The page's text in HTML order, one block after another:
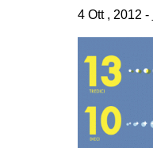
4 Ott , 2012 -